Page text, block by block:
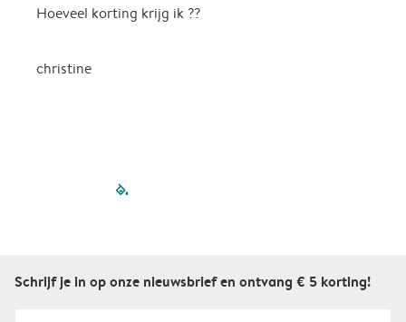
Hoeveel korting krijg ik ??
christine
filled-pagination
Schrijf je in op onze nieuwsbrief en ontvang € 5 korting!